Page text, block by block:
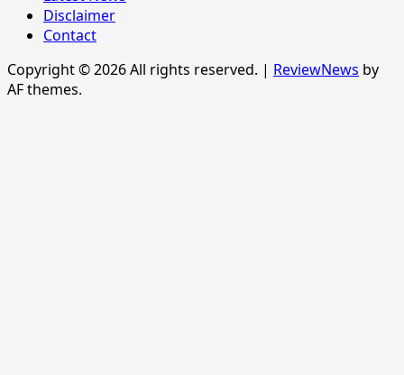
Disclaimer
Contact
Copyright © 2026 All rights reserved. | ReviewNews by
AF themes.